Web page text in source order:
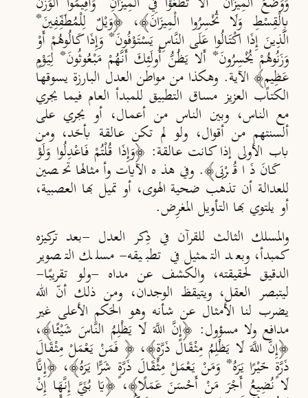
بِالْقِسْطِ وَل ا تُخْسِرُوا الْمِيزَانَ﴾، ﴿وَيْلٌ لِلْمُطَفِّفِينَ*
الَّذِينَ إِذَا اكْتَالُوا عَلَى النَّاسِ يَسْتَوْفُونَ*وَإِذَا كَالُوهُمْ أَوْ
وَزَنُوهُمْ يُخْسِرُونَ* أَلا يَظُنُّ أُولَئِكَ أَنَّهُمْ مَبْعُوثُونَ*لِيَوْمٍ
عَظِيمٍ﴾ الآية. وهكذا من مواطن العدل البارزة يسوقها
الكتاب العزيز مساق التطبيق للمبدأ العام فيما يجري
مع الناس، وبين الناس من أعمال، أو يجري على
ألسنتهم من أقوال، ولو لم تكن عالقة بأحد، ومن
باب الأولى إذا كانت عالقة: ﴿وَإِذَا قُلْتُمْ فَاعْدِلُوا وَلَوْ
كَانَ ذَا قُرْبَى﴾. وفي هذه الآيات وأمثالها تحصين
للعدالة أن تذهب ضحية الهوى، أو تميل بها العصبية،
أو يلتوي بها التأويل المغرِض.
والمسلك الثالث للقرآن في ذِكر العدل -بعد تركيزه
كمبدأ، وبعد التمثيل في تطبيقه- مسلك التصوير
الدقيق لحقيقته، والكشف عن مداه -ولو تقريبًا-
ليتبصر العقل، ويتيقظ الوجدان، ومن ذلك أنّ الله
يضرب لنا الأمثال عن شأنه وهو الحكم الأعلى غير
مدافع ولا مسؤول: ﴿إِنَّ اللَّهَ ل ا يَظْلِمُ النَّاسَ شَيْئًا﴾،
﴿إِنَّ اللَّهَ ل ا يَظْلِمُ مِثْقَالَ ذَرَّةٍ﴾، ﴿ فَمَنْ يَعْمَلْ مِثْقَالَ
ذَرَّةٍ خَيْرًا يَرَه* وَمَنْ يَعْمَلْ مِثْقَالَ ذَرَّةٍ شَرًّا يَرَه﴾، ﴿إِنَّا
لَا نُضِيعُ أَجْرَ مَنْ أَحْسَنَ عَمَلًا﴾، ﴿يَا بُنَيَّ إِنَّهَا إِنْ